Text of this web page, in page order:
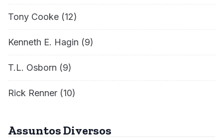
Tony Cooke (12)
Kenneth E. Hagin (9)
T.L. Osborn (9)
Rick Renner (10)
Assuntos Diversos